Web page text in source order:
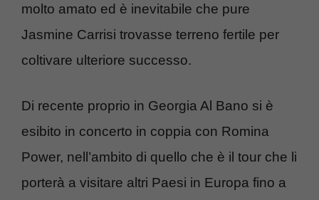
molto amato ed è inevitabile che pure
Jasmine Carrisi trovasse terreno fertile per
coltivare ulteriore successo.
Di recente proprio in Georgia Al Bano si è
esibito in concerto in coppia con Romina
Power, nell’ambito di quello che è il tour che li
porterà a visitare altri Paesi in Europa fino a